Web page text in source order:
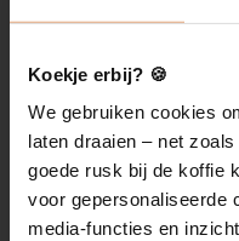
Koekje erbij? 🍪
We gebruiken cookies
laten draaien – net
goede rusk bij de koffie
voor gepersonaliseerde
media-functies en